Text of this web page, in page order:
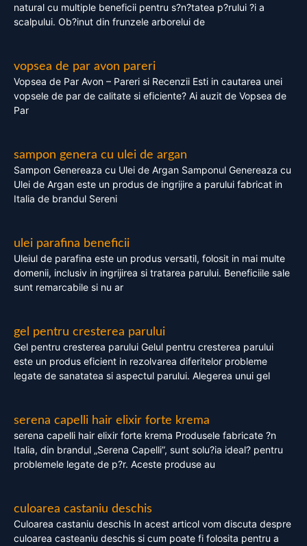
natural cu multiple beneficii pentru s?n?tatea p?rului ?i a
scalpului. Ob?inut din frunzele arborelui de
vopsea de par avon pareri
Vopsea de Par Avon – Pareri si Recenzii Esti in cautarea unei
vopsele de par de calitate si eficiente? Ai auzit de Vopsea de
Par
sampon genera cu ulei de argan
Sampon Genereaza cu Ulei de Argan Samponul Genereaza cu
Ulei de Argan este un produs de ingrijire a parului fabricat in
Italia de brandul Sereni
ulei parafina beneficii
Uleiul de parafina este un produs versatil, folosit in mai multe
domenii, inclusiv in ingrijirea si tratarea parului. Beneficiile sale
sunt remarcabile si nu ar
gel pentru cresterea parului
Gel pentru cresterea parului Gelul pentru cresterea parului
este un produs eficient in rezolvarea diferitelor probleme
legate de sanatatea si aspectul parului. Alegerea unui gel
serena capelli hair elixir forte krema
serena capelli hair elixir forte krema Produsele fabricate ?n
Italia, din brandul „Serena Capelli”, sunt solu?ia ideal? pentru
problemele legate de p?r. Aceste produse au
culoarea castaniu deschis
Culoarea castaniu deschis In acest articol vom discuta despre
culoarea casteaniu deschis si cum poate fi folosita pentru a